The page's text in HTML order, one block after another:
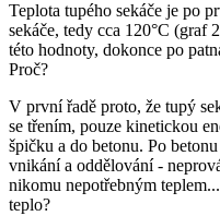
Teplota tupého sekáče je po
sekáče, tedy cca 120°C (graf
této hodnoty, dokonce po
Proč?
V první řadě proto, že tupý
se třením, pouze kinetickou
špičku a do betonu. Po
vnikání a oddělování -
nikomu nepotřebným
teplo?